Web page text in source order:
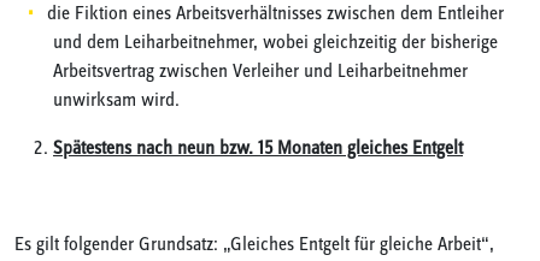
die Fiktion eines Arbeitsverhältnisses zwischen dem Entleiher
und dem Leiharbeitnehmer, wobei gleichzeitig der bisherige
Arbeitsvertrag zwischen Verleiher und Leiharbeitnehmer
unwirksam wird.
Spätestens nach neun bzw. 15 Monaten gleiches Entgelt
Es gilt folgender Grundsatz: „Gleiches Entgelt für gleiche Arbeit“,